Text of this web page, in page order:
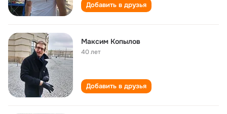
Добавить в друзья
Максим Копылов
40 лет
Добавить в друзья